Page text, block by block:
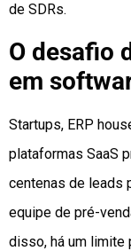
de SDRs.
O desafio
em
Startups, ERP
plataformas SaaS
centenas de leads
equipe de pré-
disso, há um limite